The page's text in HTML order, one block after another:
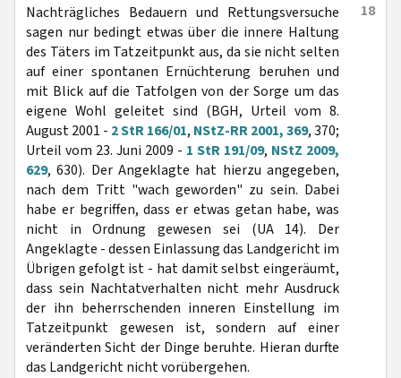
18
Nachträgliches Bedauern und Rettungsversuche
sagen nur bedingt etwas über die innere Haltung
des Täters im Tatzeitpunkt aus, da sie nicht selten
auf einer spontanen Ernüchterung beruhen und
mit Blick auf die Tatfolgen von der Sorge um das
eigene Wohl geleitet sind (BGH, Urteil vom 8.
August 2001 - 2 StR 166/01, NStZ-RR 2001, 369, 370;
Urteil vom 23. Juni 2009 - 1 StR 191/09, NStZ 2009,
629, 630). Der Angeklagte hat hierzu angegeben,
nach dem Tritt "wach geworden" zu sein. Dabei
habe er begriffen, dass er etwas getan habe, was
nicht in Ordnung gewesen sei (UA 14). Der
Angeklagte - dessen Einlassung das Landgericht im
Übrigen gefolgt ist - hat damit selbst eingeräumt,
dass sein Nachtatverhalten nicht mehr Ausdruck
der ihn beherrschenden inneren Einstellung im
Tatzeitpunkt gewesen ist, sondern auf einer
veränderten Sicht der Dinge beruhte. Hieran durfte
das Landgericht nicht vorübergehen.